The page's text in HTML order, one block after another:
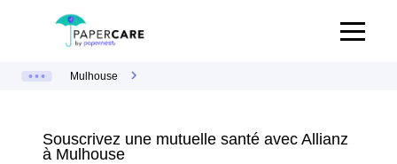
Mulhouse
Souscrivez une mutuelle santé avec Allianz
à Mulhouse